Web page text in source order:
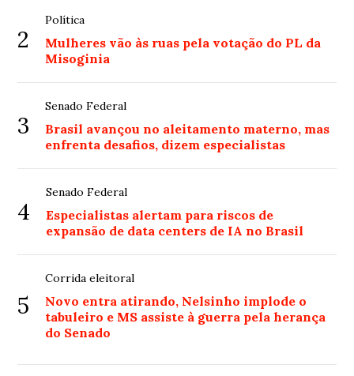
2
Política
Mulheres vão às ruas pela votação do PL da
Misoginia
3
Senado Federal
Brasil avançou no aleitamento materno, mas
enfrenta desafios, dizem especialistas
4
Senado Federal
Especialistas alertam para riscos de
expansão de data centers de IA no Brasil
5
Corrida eleitoral
Novo entra atirando, Nelsinho implode o
tabuleiro e MS assiste à guerra pela herança
do Senado